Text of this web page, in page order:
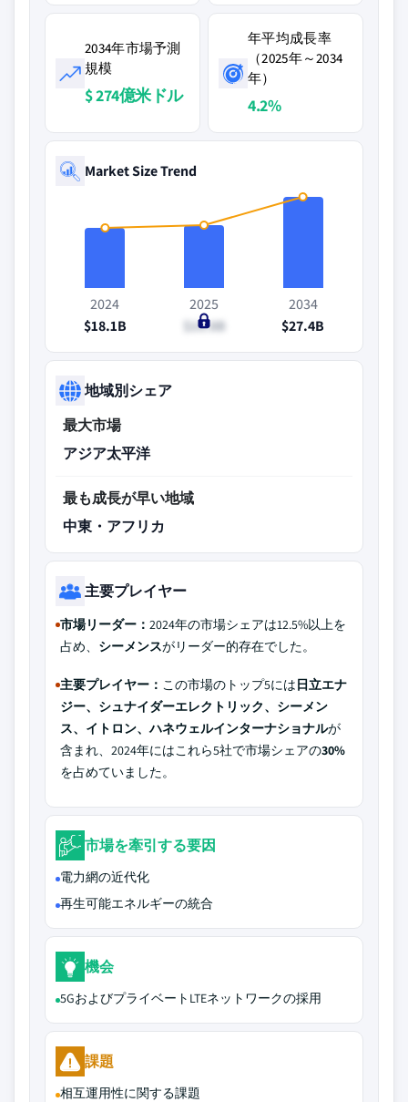
2034年市場予測
規模
$ 274億米ドル
年平均成長率
（2025年～2034
年）
4.2%
Market Size Trend
2024
$18.1B
2025
$18.8B
2034
$27.4B
地域別シェア
最大市場
アジア太平洋
最も成長が早い地域
中東・アフリカ
主要プレイヤー
市場リーダー： 2024年の市場シェアは12.5%以上を
占め、 シーメンスがリーダー的存在でした。
主要プレイヤー： この市場のトップ5には日立エナ
ジー、シュナイダーエレクトリック、シーメン
ス、イトロン、ハネウェルインターナショナルが
含まれ、2024年にはこれら5社で市場シェアの30%
を占めていました。
市場を牽引する要因
電力網の近代化
再生可能エネルギーの統合
機会
5GおよびプライベートLTEネットワークの採用
課題
相互運用性に関する課題